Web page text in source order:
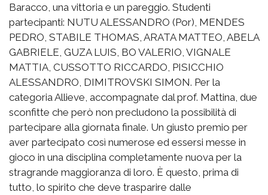
Baracco, una vittoria e un pareggio. Studenti
partecipanti: NUTU ALESSANDRO (Por), MENDES
PEDRO, STABILE THOMAS, ARATA MATTEO, ABELA
GABRIELE, GUZA LUIS, BO VALERIO, VIGNALE
MATTIA, CUSSOTTO RICCARDO, PISICCHIO
ALESSANDRO, DIMITROVSKI SIMON. Per la
categoria Allieve, accompagnate dal prof. Mattina, due
sconfitte che però non precludono la possibilità di
partecipare alla giornata finale. Un giusto premio per
aver partecipato così numerose ed essersi messe in
gioco in una disciplina completamente nuova per la
stragrande maggioranza di loro. È questo, prima di
tutto, lo spirito che deve trasparire dalle